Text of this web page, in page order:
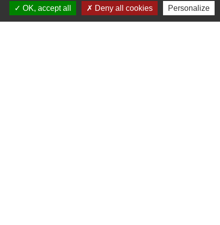
OK, accept all
Deny all cookies Personalize